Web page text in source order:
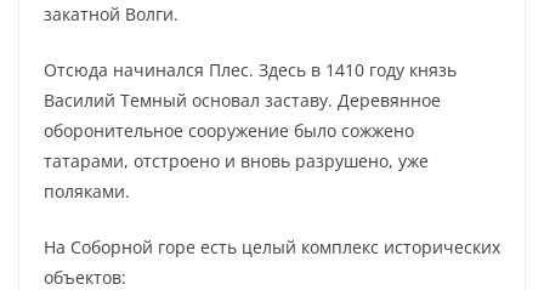
закатной Волги.
Отсюда начинался Плес. Здесь в 1410 году князь
Василий Темный основал заставу. Деревянное
оборонительное сооружение было сожжено
татарами, отстроено и вновь разрушено, уже
поляками.
На Соборной горе есть целый комплекс исторических
объектов: